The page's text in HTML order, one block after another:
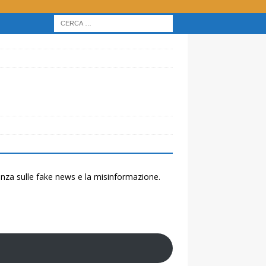
sulle fake news e la misinformazione.